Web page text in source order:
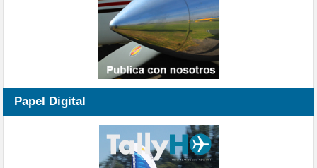
Papel Digital